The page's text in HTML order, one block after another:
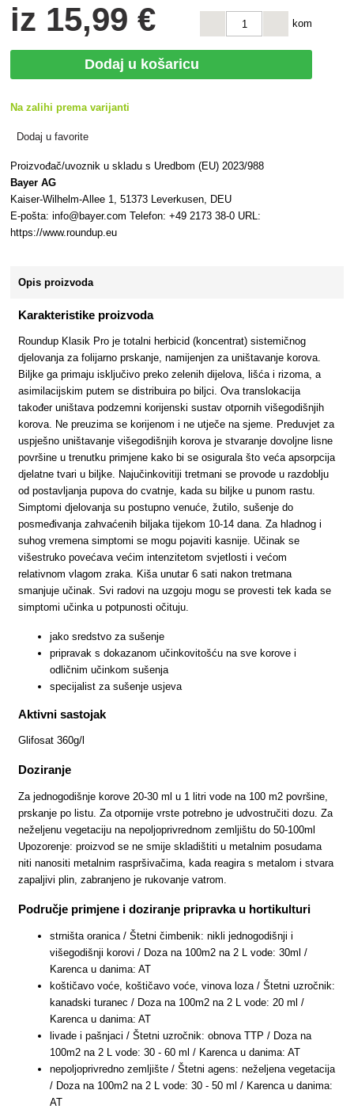
iz 15,99 € kom
Dodaj u košaricu
Na zalihi prema varijanti
Dodaj u favorite
Proizvođač/uvoznik u skladu s Uredbom (EU) 2023/988
Bayer AG
Kaiser-Wilhelm-Allee 1, 51373 Leverkusen, DEU
E-pošta: info@bayer.com Telefon: +49 2173 38-0 URL:
https://www.roundup.eu
Opis proizvoda
Karakteristike proizvoda
Roundup Klasik Pro je totalni herbicid (koncentrat) sistemičnog
djelovanja za folijarno prskanje, namijenjen za uništavanje korova.
Biljke ga primaju isključivo preko zelenih dijelova, lišća i rizoma, a
asimilacijskim putem se distribuira po biljci. Ova translokacija
također uništava podzemni korijenski sustav otpornih višegodišnjih
korova. Ne preuzima se korijenom i ne utječe na sjeme. Preduvjet za
uspješno uništavanje višegodišnjih korova je stvaranje dovoljne lisne
površine u trenutku primjene kako bi se osigurala što veća apsorpcija
djelatne tvari u biljke. Najučinkovitiji tretmani se provode u razdoblju
od postavljanja pupova do cvatnje, kada su biljke u punom rastu.
Simptomi djelovanja su postupno venuće, žutilo, sušenje do
posmeđivanja zahvaćenih biljaka tijekom 10-14 dana. Za hladnog i
suhog vremena simptomi se mogu pojaviti kasnije. Učinak se
višestruko povećava većim intenzitetom svjetlosti i većom
relativnom vlagom zraka. Kiša unutar 6 sati nakon tretmana
smanjuje učinak. Svi radovi na uzgoju mogu se provesti tek kada se
simptomi učinka u potpunosti očituju.
jako sredstvo za sušenje
pripravak s dokazanom učinkovitošću na sve korove i
odličnim učinkom sušenja
specijalist za sušenje usjeva
Aktivni sastojak
Glifosat 360g/l
Doziranje
Za jednogodišnje korove 20-30 ml u 1 litri vode na 100 m2 površine,
prskanje po listu. Za otpornije vrste potrebno je udvostručiti dozu. Za
neželjenu vegetaciju na nepoljoprivrednom zemljištu do 50-100ml
Upozorenje: proizvod se ne smije skladištiti u metalnim posudama
niti nanositi metalnim raspršivačima, kada reagira s metalom i stvara
zapaljivi plin, zabranjeno je rukovanje vatrom.
Područje primjene i doziranje pripravka u hortikulturi
strništa oranica / Štetni čimbenik: nikli jednogodišnji i
višegodišnji korovi / Doza na 100m2 na 2 L vode: 30ml /
Karenca u danima: AT
koštičavo voće, koštičavo voće, vinova loza / Štetni uzročnik:
kanadski turanec / Doza na 100m2 na 2 L vode: 20 ml /
Karenca u danima: AT
livade i pašnjaci / Štetni uzročnik: obnova TTP / Doza na
100m2 na 2 L vode: 30 - 60 ml / Karenca u danima: AT
nepoljoprivredno zemljište / Štetni agens: neželjena vegetacija
/ Doza na 100m2 na 2 L vode: 30 - 50 ml / Karenca u danima:
AT